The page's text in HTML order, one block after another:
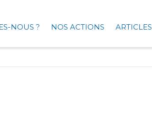
NOUS ? NOS ACTIONS ARTICLES